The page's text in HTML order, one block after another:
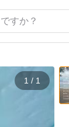
1 / 1